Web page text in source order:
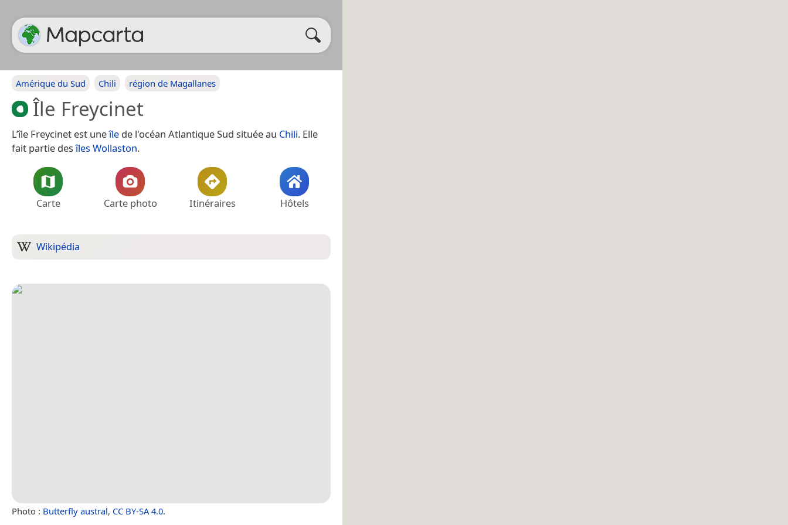
Amérique du Sud Chili région de Magallanes
Île Freycinet
L’île Freycinet est uneîle de l'océan Atlantique Sud située au Chili. Elle
fait partie desîles Wollaston.
Carte Carte photo Itinéraires Hôtels
Wikipédia
Photo : Butterfly austral, CC BY-SA 4.0.